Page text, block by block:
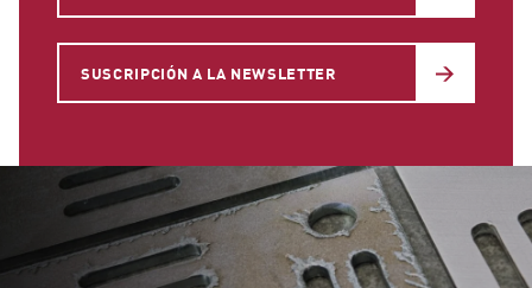
SUSCRIPCIÓN A LA NEWSLETTER